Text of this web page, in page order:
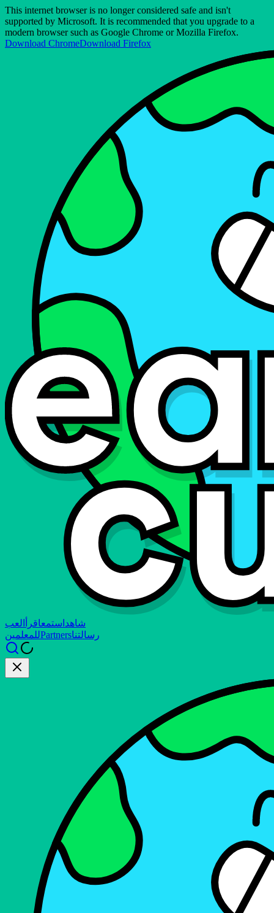
This internet browser is no longer considered safe and isn't
supported by Microsoft. It is recommended that you upgrade to a
modern browser such as Google Chrome or Mozilla Firefox.
Download ChromeDownload Firefox
شاهد استمعاقرأ
العب
للمعلمينPartnersرسالتنا